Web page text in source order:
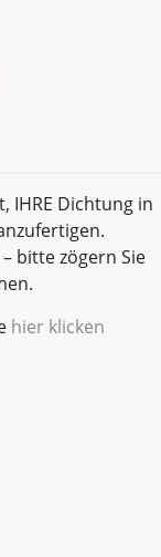
IHRE Dichtung in
bitte zögern Sie
hier klicken